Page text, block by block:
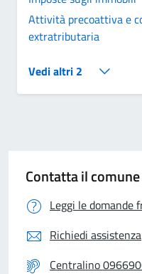
Attività precoattiva e
extratributaria
Vedi altri 2
Contatta il comune
Leggi le domande
Richiedi assistenza
Centralino